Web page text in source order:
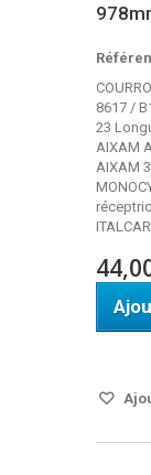
8617 /
23
AIXAM
AIXAM